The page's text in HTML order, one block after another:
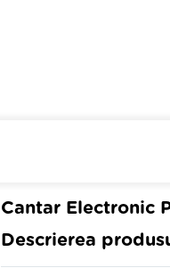
Cantar Electronic
Descrierea